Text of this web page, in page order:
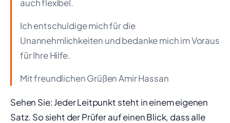
auch flexibel.
Ich entschuldige mich für die
Unannehmlichkeiten und bedanke mich im Voraus
für Ihre Hilfe.
Mit freundlichen Grüßen Amir Hassan
Sehen Sie: Jeder Leitpunkt steht in einem eigenen
Satz. So sieht der Prüfer auf einen Blick, dass alle